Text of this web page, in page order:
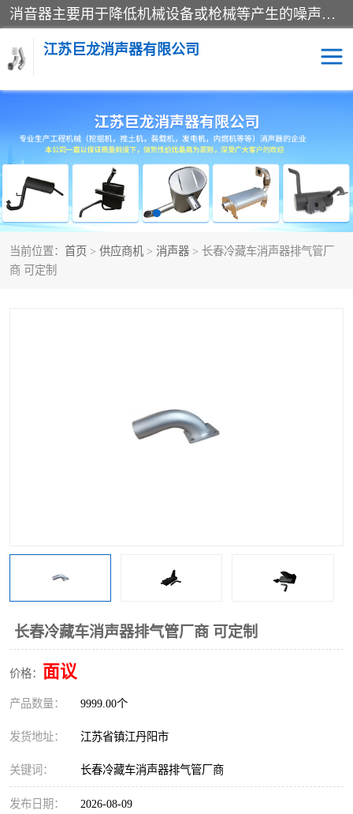
消音器主要用于降低机械设备或枪械等产生的噪声。它通过阻尼或增加排气面积来降低排气速度和功率，从而降低噪声。常见的消音器类型包括阻性消声器、抗性消声器、共振消声器以及阻抗复合式消声器等。这些消音器各有特点，适用于不同频率的噪声消除。
江苏巨龙消声器有限公司
当前位置： 首页 > 供应商机 > 消声器 > 长春冷藏车消声器排气管厂
商 可定制
长春冷藏车消声器排气管厂商 可定制
价格： 面议
产品数量： 9999.00个
发货地址： 江苏省镇江丹阳市
关键词： 长春冷藏车消声器排气管厂商
发布日期： 2026-08-09
消声器